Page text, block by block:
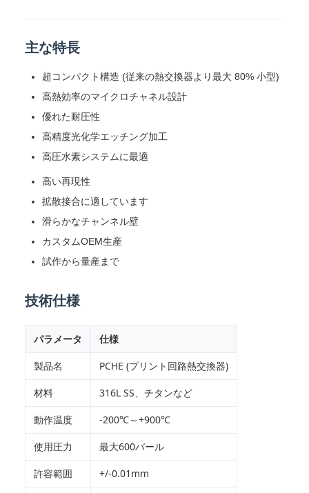
主な特長
超コンパクト構造 (従来の熱交換器より最大 80% 小型)
高熱効率のマイクロチャネル設計
優れた耐圧性
高精度光化学エッチング加工
高圧水素システムに最適
高い再現性
拡散接合に適しています
滑らかなチャンネル壁
カスタムOEM生産
試作から量産まで
技術仕様
パラメータ 仕様
製品名 PCHE (プリント回路熱交換器)
材料 316L SS、チタンなど
動作温度 -200℃～+900℃
使用圧力 最大600バール
許容範囲 +/-0.01mm